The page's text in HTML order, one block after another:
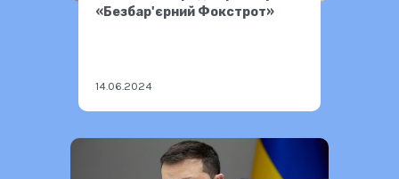
«Безбар'єрний Фокстрот»
14.06.2024